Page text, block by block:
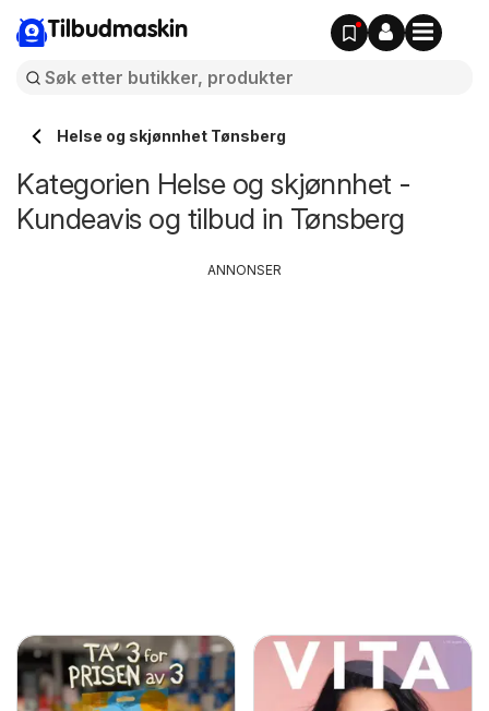
Tilbudmaskin
Helse og skjønnhet Tønsberg
Kategorien Helse og skjønnhet -
Kundeavis og tilbud in Tønsberg
ANNONSER